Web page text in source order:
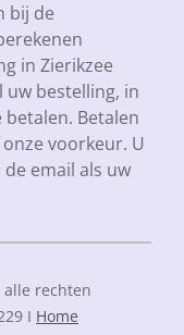
bij de
in Zierikzee
uw bestelling, in
Betalen
voorkeur. U
email als uw
rechten
I Home